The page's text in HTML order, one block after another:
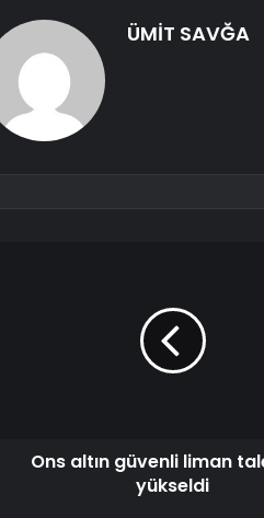
ÜMİT SAVĞA
Ons altın güvenli liman
yükseldi